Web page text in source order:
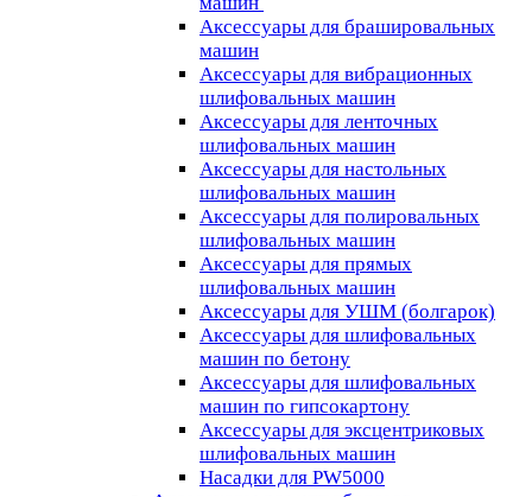
Аксессуары для брашировальных
машин
Аксессуары для вибрационных
шлифовальных машин
Аксессуары для ленточных
шлифовальных машин
Аксессуары для настольных
шлифовальных машин
Аксессуары для полировальных
шлифовальных машин
Аксессуары для прямых
шлифовальных машин
Аксессуары для УШМ (болгарок)
Аксессуары для шлифовальных
машин по бетону
Аксессуары для шлифовальных
машин по гипсокартону
Аксессуары для эксцентриковых
шлифовальных машин
Насадки для PW5000